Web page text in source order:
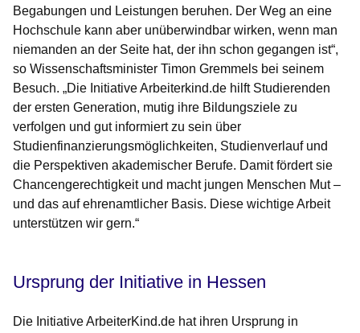
Begabungen und Leistungen beruhen. Der Weg an eine
Hochschule kann aber unüberwindbar wirken, wenn man
niemanden an der Seite hat, der ihn schon gegangen ist“,
so Wissenschaftsminister Timon Gremmels bei seinem
Besuch. „Die Initiative Arbeiterkind.de hilft Studierenden
der ersten Generation, mutig ihre Bildungsziele zu
verfolgen und gut informiert zu sein über
Studienfinanzierungsmöglichkeiten, Studienverlauf und
die Perspektiven akademischer Berufe. Damit fördert sie
Chancengerechtigkeit und macht jungen Menschen Mut –
und das auf ehrenamtlicher Basis. Diese wichtige Arbeit
unterstützen wir gern.“
Ursprung der Initiative in Hessen
Die Initiative ArbeiterKind.de hat ihren Ursprung in